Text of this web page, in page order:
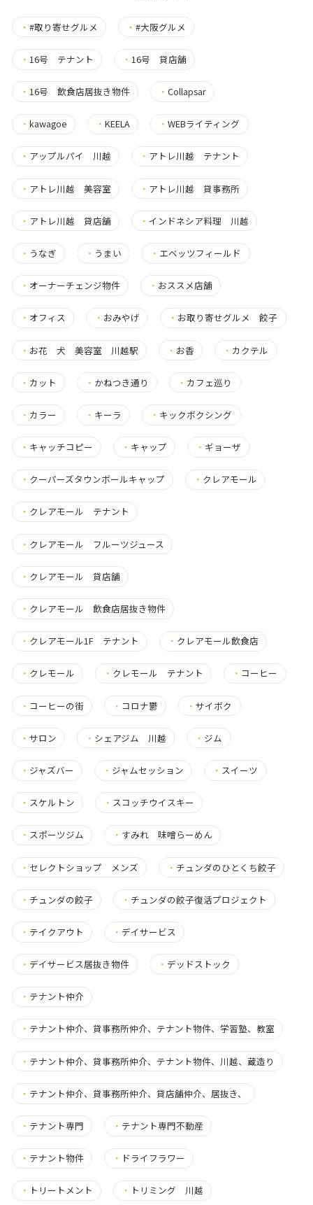
・ #取り寄せグルメ ・#大阪グルメ
・ 16号 テナント ・16号 貸店舗
・ 16号 飲食店居抜き物件 ・Collapsar
・ kawagoe ・KEELA ・WEBライティング
・ アップルパイ 川越 ・ アトレ川越 テナント
・ アトレ川越 美容室 ・ アトレ川越 貸事務所
・ アトレ川越 貸店舗 ・ インドネシア料理 川越
・ うなぎ ・ うまい ・ エベッツフィールド
・ オーナーチェンジ物件 ・ おススメ店舗
・ オフィス ・ おみやげ ・ お取り寄せグルメ 餃子
・ お花 犬 美容室 川越駅 ・ お香 ・ カクテル
・ カット ・ かねつき通り ・ カフェ巡り
・ カラー ・ キーラ ・ キックボクシング
・ キャッチコピー ・ キャップ ・ ギョーザ
・ クーパーズタウンボールキャップ ・ クレアモール
・ クレアモール テナント
・ クレアモール フルーツジュース
・ クレアモール 貸店舗
・ クレアモール 飲食店居抜き物件
・ クレアモール1F テナント ・ クレアモール飲食店
・ クレモール ・ クレモール テナント ・ コーヒー
・ コーヒーの街 ・ コロナ鬱 ・サイボク
・ サロン ・ シェアジム 川越 ・ ジム
・ ジャズバー ・ ジャムセッション ・ スイーツ
・ スケルトン ・ スコッチウイスキー
・ スポーツジム ・ すみれ 味噌らーめん
・ セレクトショップ メンズ ・ チュンダのひとくち餃子
・ チュンダの餃子 ・ チュンダの餃子復活プロジェクト
・ テイクアウト ・ デイサービス
・ デイサービス居抜き物件 ・ デッドストック
・ テナント仲介
・ テナント仲介、貸事務所仲介、テナント物件、学習塾、教室
・ テナント仲介、貸事務所仲介、テナント物件、川越、蔵造り
・ テナント仲介、貸事務所仲介、貸店舗仲介、居抜き、
・ テナント専門 ・ テナント専門不動産
・ テナント物件 ・ ドライフラワー
・ トリートメント ・ トリミング 川越